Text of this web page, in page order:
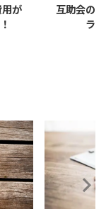
ト
互助会の
手